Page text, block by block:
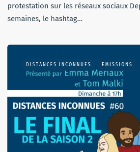
protestation sur les réseaux sociaux
semaines, le hashtag…
DISTANCES INCONNUES EMISSIONS